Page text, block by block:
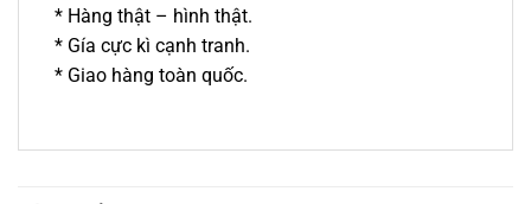
* Hàng thật – hình thật.
* Gía cực kì cạnh tranh.
* Giao hàng toàn quốc.